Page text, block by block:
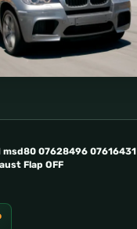
msd80 07628496 07616431
Flap OFF